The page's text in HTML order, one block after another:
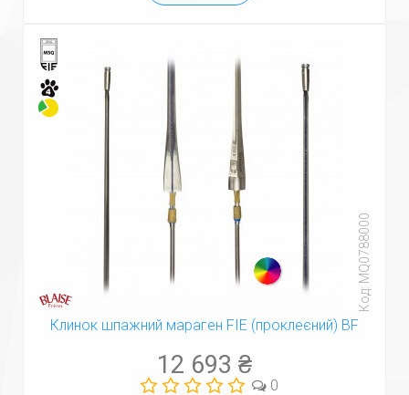
Код: MQ0788000
Клинок шпажний мараген FIE (проклеєний) BF
12 693 ₴
0